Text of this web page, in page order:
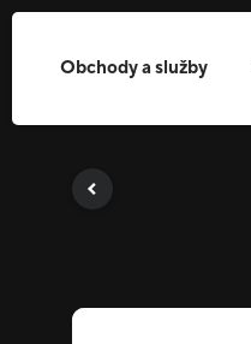
Obchody a služby